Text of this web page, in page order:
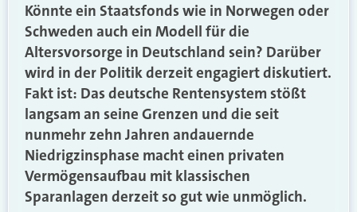
Könnte ein Staatsfonds wie in Norwegen oder
Schweden auch ein Modell für die
Altersvorsorge in Deutschland sein? Darüber
wird in der Politik derzeit engagiert diskutiert.
Fakt ist: Das deutsche Rentensystem stößt
langsam an seine Grenzen und die seit
nunmehr zehn Jahren andauernde
Niedrigzinsphase macht einen privaten
Vermögensaufbau mit klassischen
Sparanlagen derzeit so gut wie unmöglich.